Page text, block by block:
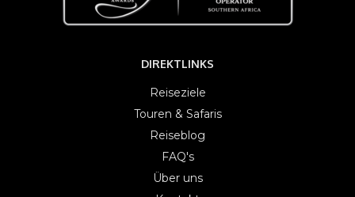
DIREKTLINKS
Reiseziele
Touren & Safaris
Reiseblog
FAQ's
Über uns